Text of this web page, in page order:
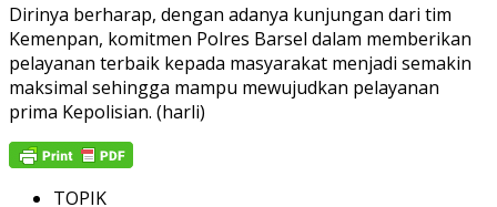
Dirinya berharap, dengan adanya kunjungan dari tim
Kemenpan, komitmen Polres Barsel dalam memberikan
pelayanan terbaik kepada masyarakat menjadi semakin
maksimal sehingga mampu mewujudkan pelayanan
prima Kepolisian. (harli)
TOPIK